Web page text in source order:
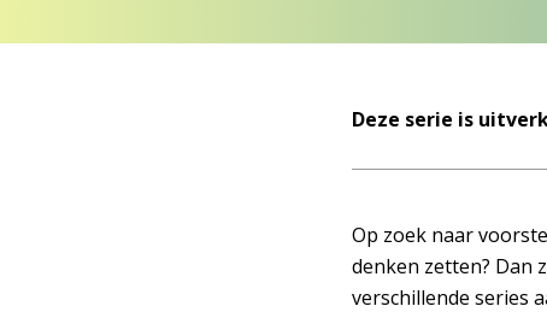
Deze serie is
Op zoek naar
denken zetten? Dan
verschillende series